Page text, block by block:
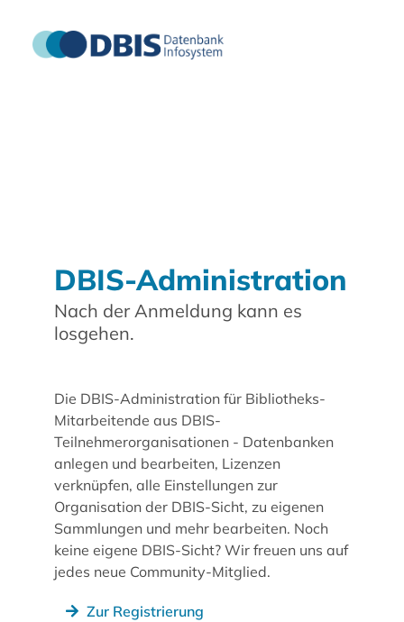
DBIS-Administration
Nach der Anmeldung kann es
losgehen.
Die DBIS-Administration für Bibliotheks-
Mitarbeitende aus DBIS-
Teilnehmerorganisationen - Datenbanken
anlegen und bearbeiten, Lizenzen
verknüpfen, alle Einstellungen zur
Organisation der DBIS-Sicht, zu eigenen
Sammlungen und mehr bearbeiten. Noch
keine eigene DBIS-Sicht? Wir freuen uns auf
jedes neue Community-Mitglied.
Zur Registrierung